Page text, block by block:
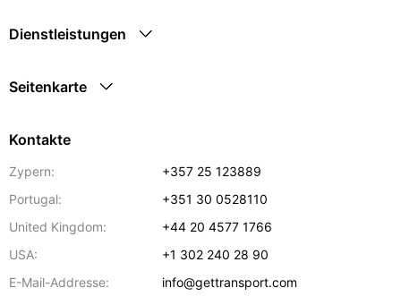
Dienstleistungen
Seitenkarte
Kontakte
Zypern:
+357 25 123889
Portugal:
+351 30 0528110
United Kingdom:
+44 20 4577 1766
USA:
+1 302 240 28 90
E-Mail-Addresse:
info@gettransport.com